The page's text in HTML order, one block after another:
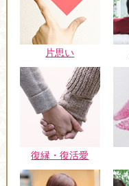
片思い
復縁・復活愛